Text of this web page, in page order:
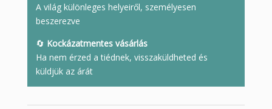
A világ különleges helyeiről, személyesen
beszerezve
🔄 Kockázatmentes vásárlás
Ha nem érzed a tiédnek, visszaküldheted és
küldjük az árát